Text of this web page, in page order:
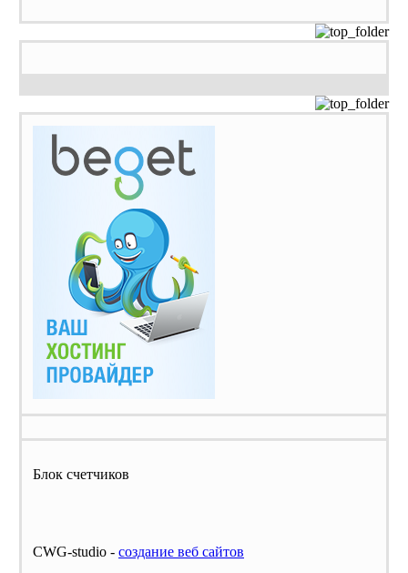
Блок счетчиков
CWG-studio - cоздание веб сайтов